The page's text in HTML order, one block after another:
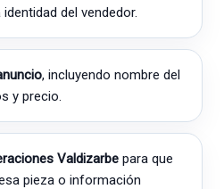
del vendedor.
, incluyendo nombre del
y precio.
Valdizarbe para que
pieza o información